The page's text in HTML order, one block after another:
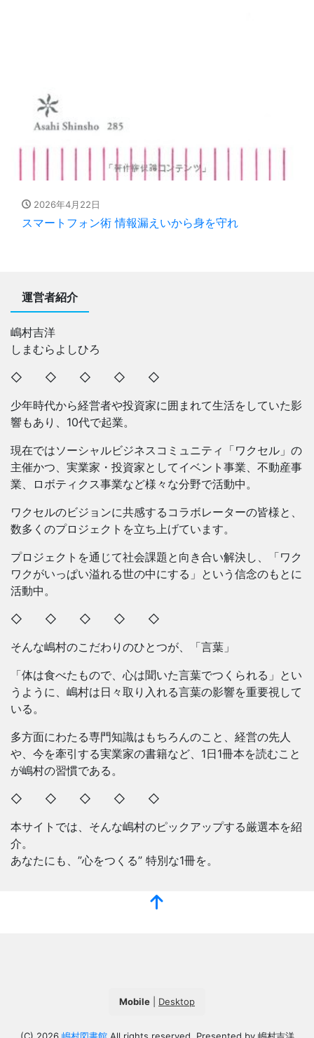
2026年4月22日
スマートフォン術 情報漏えいから身を守れ
運営者紹介
嶋村吉洋
しまむらよしひろ
◇ ◇ ◇ ◇ ◇
少年時代から経営者や投資家に囲まれて生活をしていた影
響もあり、10代で起業。
現在ではソーシャルビジネスコミュニティ「ワクセル」の
主催かつ、実業家・投資家としてイベント事業、不動産事
業、ロボティクス事業など様々な分野で活動中。
ワクセルのビジョンに共感するコラボレーターの皆様と、
数多くのプロジェクトを立ち上げています。
プロジェクトを通じて社会課題と向き合い解決し、「ワク
ワクがいっぱい溢れる世の中にする」という信念のもとに
活動中。
◇ ◇ ◇ ◇ ◇
そんな嶋村のこだわりのひとつが、「言葉」
「体は食べたもので、心は聞いた言葉でつくられる」とい
うように、嶋村は日々取り入れる言葉の影響を重要視して
いる。
多方面にわたる専門知識はもちろんのこと、経営の先人
や、今を牽引する実業家の書籍など、1日1冊本を読むこと
が嶋村の習慣である。
◇ ◇ ◇ ◇ ◇
本サイトでは、そんな嶋村のピックアップする厳選本を紹
介。
あなたにも、”心をつくる” 特別な1冊を。
Mobile Desktop